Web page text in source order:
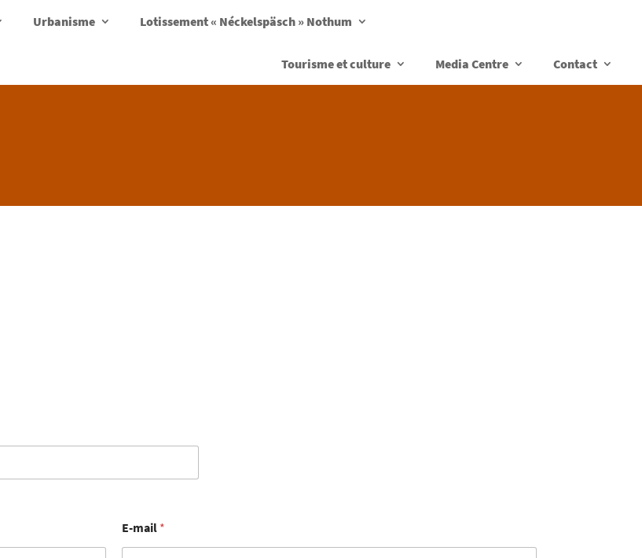
Urbanisme Lotissement « Néckelspäsch » Nothum
Tourisme et culture Media Centre Contact
E-mail *